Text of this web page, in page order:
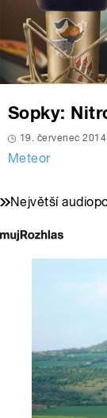
Sopky:
19. červenec 2014
Meteor
Největší